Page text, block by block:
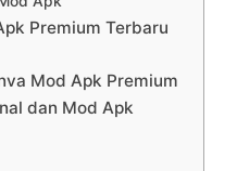
Premium Terbaru
Mod Apk Premium
dan Mod Apk